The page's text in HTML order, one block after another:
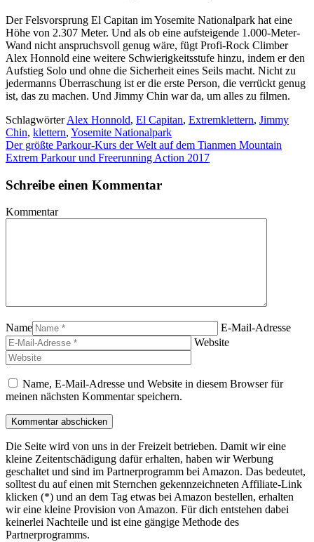
Der Felsvorsprung El Capitan im Yosemite Nationalpark hat eine
Höhe von 2.307 Meter. Und als ob eine aufsteigende 1.000-Meter-
Wand nicht anspruchsvoll genug wäre, fügt Profi-Rock Climber
Alex Honnold eine weitere Schwierigkeitsstufe hinzu, indem er den
Aufstieg Solo und ohne die Sicherheit eines Seils macht. Nicht zu
jedermanns Überraschung ist er die erste Person, die verrückt genug
ist, das zu machen. Und Jimmy Chin war da, um alles zu filmen.
SchlagwörterAlex Honnold, El Capitan, Extremklettern, Jimmy
Chin, klettern, Yosemite Nationalpark
Der größte Parkour-Kurs der Welt auf dem Tianmen Mountain
Extrem Parkour und Freerunning Action 2017
Schreibe einen Kommentar
Kommentar
Name
E-Mail-Adresse
Website
Name, E-Mail-Adresse und Website in diesem Browser für
meinen nächsten Kommentar speichern.
Die Seite wird von uns in der Freizeit betrieben. Damit wir eine
kleine Zeitentschädigung dafür erhalten, haben wir Werbung
geschaltet und sind im Partnerprogramm bei Amazon. Das bedeutet,
solltest du auf einen mit Sternchen gekennzeichneten Affiliate-Link
klicken (*) und an dem Tag etwas bei Amazon bestellen, erhalten
wir eine kleine Provision von Amazon. Für dich entstehen dabei
keinerlei Nachteile und ist eine gängige Methode des
Partnerprogramms.